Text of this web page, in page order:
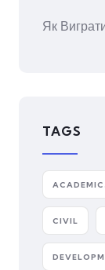
Як
TAGS
CIVIL